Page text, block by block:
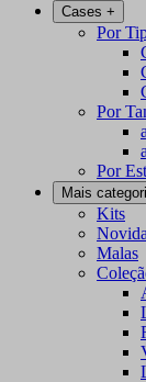
Cases +
Por
Por
Por
Mais
Kits
Malas